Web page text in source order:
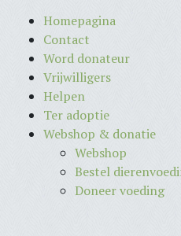
Homepagina
Contact
Word donateur
Vrijwilligers
Helpen
Ter adoptie
Webshop & donatie
Webshop
Bestel
Doneer voeding